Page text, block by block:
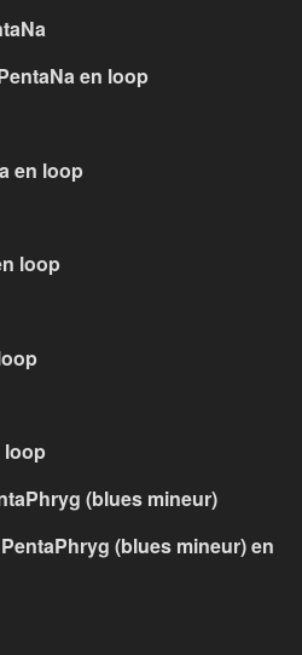
en loop
en loop
loop
loop
(blues mineur)
(blues mineur) en